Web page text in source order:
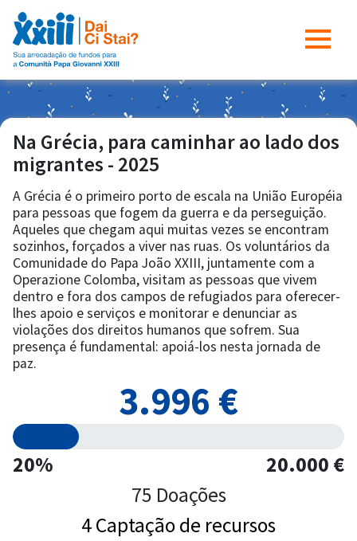
Na Grécia, para caminhar ao lado dos
migrantes - 2025
A Grécia é o primeiro porto de escala na União Européia
para pessoas que fogem da guerra e da perseguição.
Aqueles que chegam aqui muitas vezes se encontram
sozinhos, forçados a viver nas ruas. Os voluntários da
Comunidade do Papa João XXIII, juntamente com a
Operazione Colomba, visitam as pessoas que vivem
dentro e fora dos campos de refugiados para oferecer-
lhes apoio e serviços e monitorar e denunciar as
violações dos direitos humanos que sofrem. Sua
presença é fundamental: apoiá-los nesta jornada de
paz.
3.996 €
20%
20.000 €
75 Doações
4 Captação de recursos